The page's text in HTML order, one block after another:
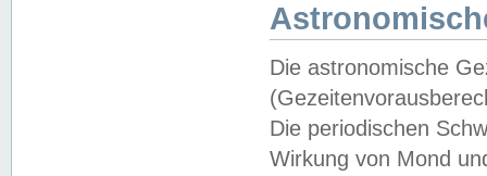
Die astronomische
Die periodischen
Wirkung von Mond